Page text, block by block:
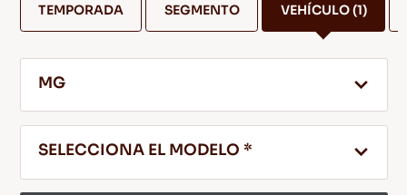
BLOG Y VIDEOS
SERVICIO Y AYUDA
TEMPORADA SEGMENTO VEHÍCULO(1)
MG
SELECCIONA EL MODELO *